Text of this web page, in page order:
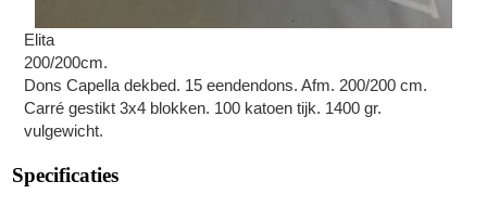
Elita
200/200cm.
Dons Capella dekbed. 15 eendendons. Afm. 200/200 cm.
Carré gestikt 3x4 blokken. 100 katoen tijk. 1400 gr.
vulgewicht.
Specificaties